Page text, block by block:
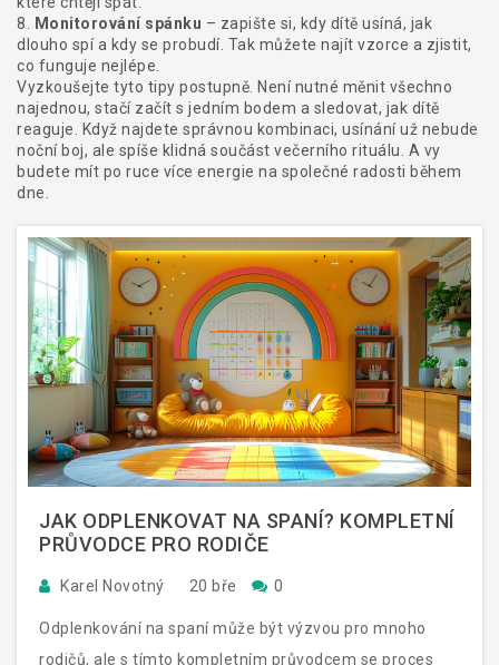
8.
Monitorování spánku – zapište si, kdy dítě usíná, jak
dlouho spí a kdy se probudí. Tak můžete najít vzorce a zjistit,
co funguje nejlépe.
Vyzkoušejte tyto tipy postupně. Není nutné měnit všechno
najednou, stačí začít s jedním bodem a sledovat, jak dítě
reaguje. Když najdete správnou kombinaci, usínání už nebude
noční boj, ale spíše klidná součást večerního rituálu. A vy
budete mít po ruce více energie na společné radosti během
dne.
JAK ODPLENKOVAT NA SPANÍ? KOMPLETNÍ
PRŮVODCE PRO RODIČE
Karel Novotný 20 bře 0
Odplenkování na spaní může být výzvou pro mnoho
rodičů, ale s tímto kompletním průvodcem se proces